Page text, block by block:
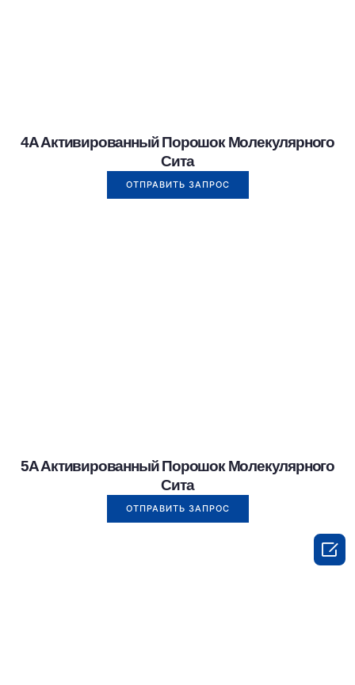
4A Активированный Порошок Молекулярного
Сита
ОТПРАВИТЬ ЗАПРОС
5A Активированный Порошок Молекулярного
Сита
ОТПРАВИТЬ ЗАПРОС
